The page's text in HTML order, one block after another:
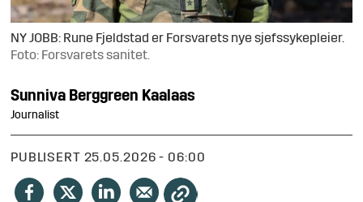
NY JOBB: Rune Fjeldstad er Forsvarets nye sjefssykepleier.
Foto: Forsvarets sanitet.
Sunniva Berggreen Kaalaas
Journalist
PUBLISERT 25.05.2026 - 06:00